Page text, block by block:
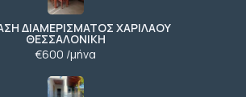
ΔΙΑΜΕΡΙΣΜΑΤΟΣ ΧΑΡΙΛΑΟΥ
ΘΕΣΣΑΛΟΝΙΚΗ
€600 /μήνα